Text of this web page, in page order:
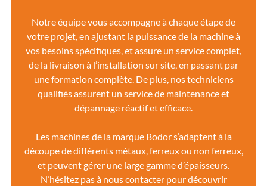
Notre équipe vous accompagne à chaque étape de
votre projet, en ajustant la puissance de la machine à
vos besoins spécifiques, et assure un service complet,
de la livraison à l’installation sur site, en passant par
une formation complète. De plus, nos techniciens
qualifiés assurent un service de maintenance et
dépannage réactif et efficace.
Les machines de la marque Bodor s’adaptent à la
découpe de différents métaux, ferreux ou non ferreux,
et peuvent gérer une large gamme d’épaisseurs.
N’hésitez pas à nous contacter pour découvrir